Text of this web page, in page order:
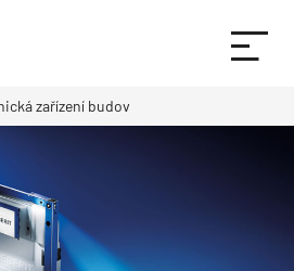
zařízení budov